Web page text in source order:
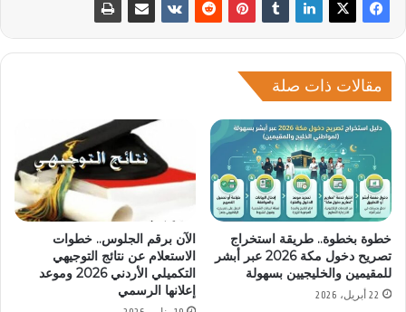
مقالات ذات صلة
خطوة بخطوة.. طريقة استخراج
تصريح دخول مكة 2026 عبر أبشر
للمقيمين والخليجيين بسهولة
22 أبريل، 2026
الآن برقم الجلوس.. خطوات
الاستعلام عن نتائج التوجيهي
التكميلي الأردني 2026 وموعد
إعلانها الرسمي